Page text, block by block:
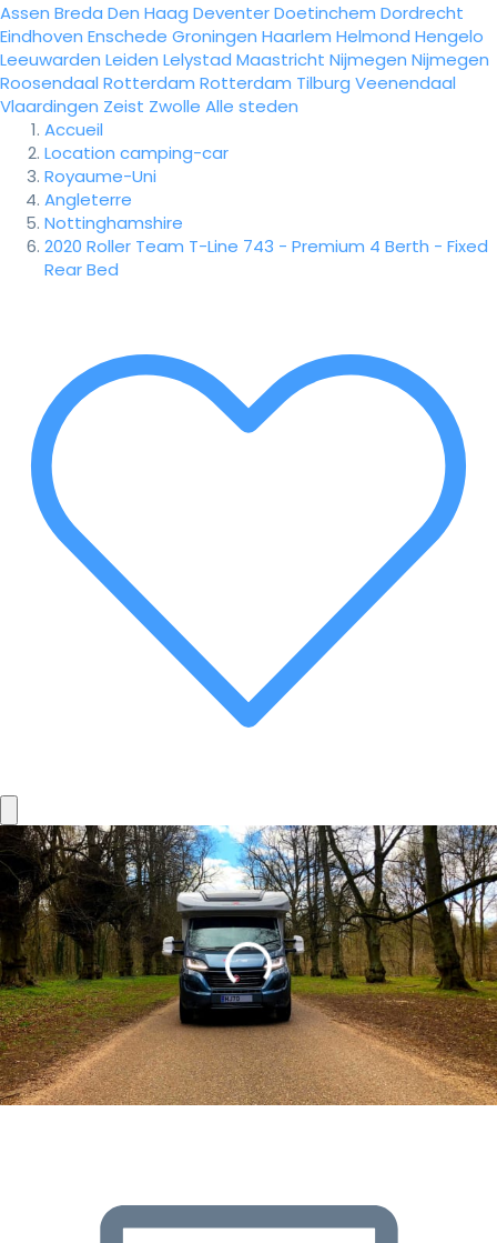
Assen Breda Den Haag DeventerDoetinchem Dordrecht
Eindhoven Enschede Groningen Haarlem Helmond Hengelo
Leeuwarden Leiden Lelystad Maastricht Nijmegen Nijmegen
Roosendaal Rotterdam Rotterdam Tilburg Veenendaal
Vlaardingen Zeist Zwolle Alle steden
Accueil
Location camping-car
Royaume-Uni
Angleterre
Nottinghamshire
2020 Roller Team T-Line 743 - Premium 4 Berth - Fixed
Rear Bed